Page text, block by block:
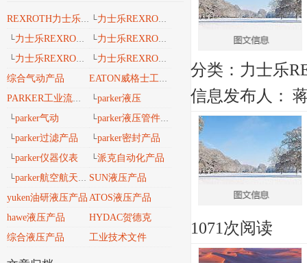
REXROTH力士乐工业产品 └力士乐REXROTH液压
└力士乐REXROTH工业导轨 └力士乐REXROTH 安沃驰气动
└力士乐REXROTH 工业密封维修包 └力士乐REXROTH工业自动化
综合气动产品
EATON威格士工业流体
PARKER工业流体产品传动与控制 └parker液压
└parker气动 └parker液压管件接头
└parker过滤产品 └parker密封产品
└parker仪器仪表 └派克自动化产品
└parker航空航天、轨道交通、风电能产品
SUN液压产品
yuken油研液压产品 ATOS液压产品
hawe液压产品
HYDAC贺德克
综合液压产品
工业技术文件
分类： 力士乐
信息发布人：
1071次阅读